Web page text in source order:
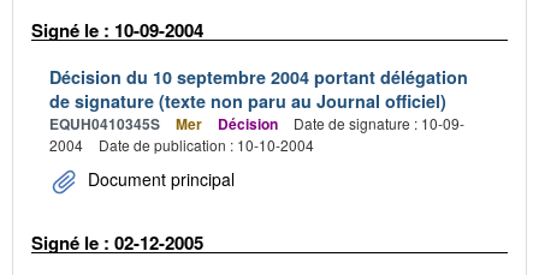
Signé le : 10-09-2004
Décision du 10 septembre 2004 portant délégation
de signature (texte non paru au Journal officiel)
EQUH0410345S Mer Décision
Date de signature : 10-09-
2004
Date de publication : 10-10-2004
Document principal
Signé le : 02-12-2005